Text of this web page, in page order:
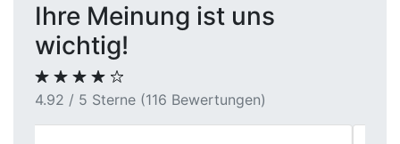
Ihre Meinung ist uns
wichtig!
4.92 / 5 Sterne (116 Bewertungen)